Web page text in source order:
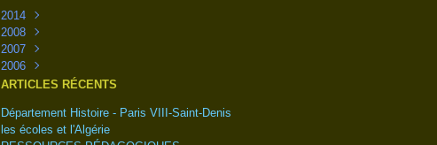
2014
Septembre
2008
Juin
2007
Novembre
Octobre (1)
Mars(6)
Janvier (2)
2006
Novembre(1)
Septembre(5)
Août(2)
ARTICLES RÉCENTS
Département Histoire - Paris VIII-Saint-Denis
les écoles et l'Algérie